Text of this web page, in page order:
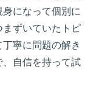
になって個別に
ずいていたトピ
寧に問題の解き
自信を持って試